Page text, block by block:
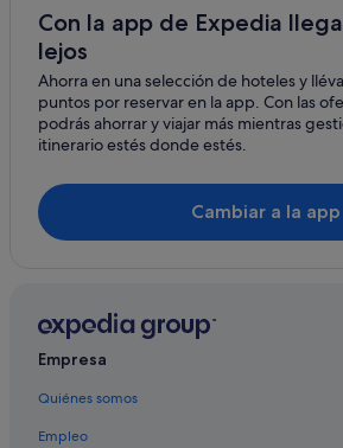
Harbourfront hoteles
Dunnville hoteles
Albergues en Toronto
Niagara Falls hoteles
Distrito del Entretenimiento de Toronto
Haldimand County hoteles
Hoteles con bodega en Niagara-on-
Con la app de Expedia
lejos
Ahorra en una selección de hoteles y
puntos por reservar en la app. Con las
podrás ahorrar y viajar más mientras
itinerario estés donde estés.
Cambiar a la app
Empresa
Quiénes somos
Empleo